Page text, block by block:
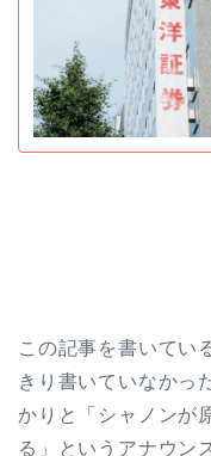
この記事を書いてい
きり書いていなかっ
かりと「シャノンが
る」というアナウン